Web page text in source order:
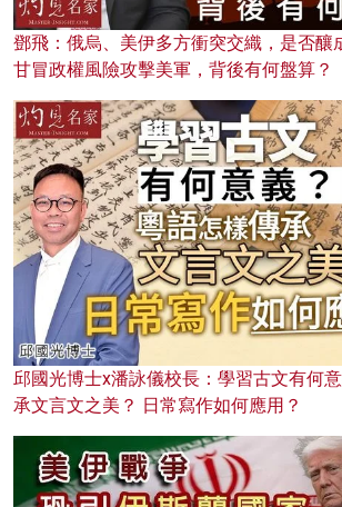
鄧飛：俄烏、美伊多方衝突交織，是否釀
甘冒政權風險攻擊美軍，背後有何盤算？
邱國光博士x潘詠儀校長：學習古文有何
承文言文之美？ 日常寫作如何應用？